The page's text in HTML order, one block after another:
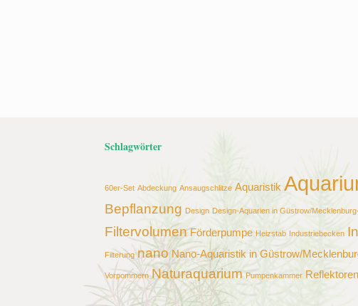
Schlagwörter
60er-Set Abdeckung Ansaugschlitze Aquaristik
Bepflanzung Design Design-Aquarien in Güstrow/
Filtervolumen Förderpumpe Heizstab Industriebecken
Filterung nano Nano-Aquaristik in Güstrow/
Vorpommern Naturaquarium Pumpenkammer Reflektoren